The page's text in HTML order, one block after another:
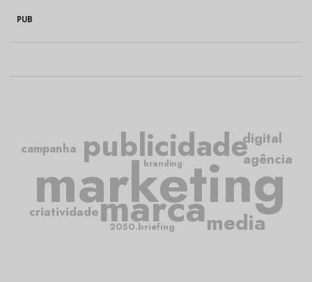
PUB
marketing
publicidade
marca
criatividade
campanha
media
agência
digital
2050.briefing
branding